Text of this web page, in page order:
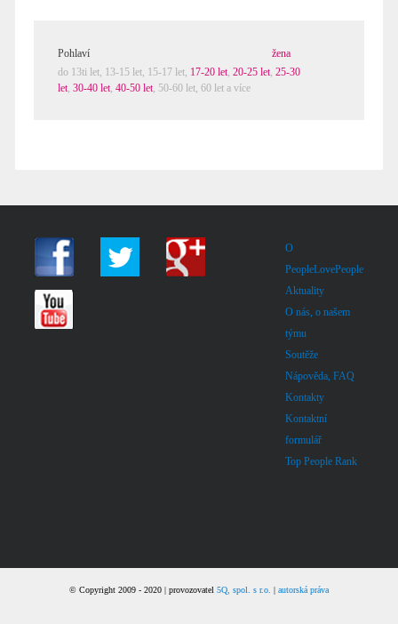
Pohlaví
žena
do 13ti let, 13-15 let, 15-17 let, 17-20 let, 20-25 let, 25-30
let, 30-40 let, 40-50 let, 50-60 let, 60 let a více
O
PeopleLovePeople
Aktuality
O nás, o našem
týmu
Soutěže
Nápověda, FAQ
Kontakty
Kontaktní
formulář
Top People Rank
© Copyright 2009 - 2020 | provozovatel 5Q, spol. s r.o. | autorská práva